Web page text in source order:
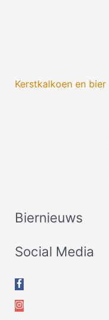
Kerstkalkoen en bier
Biernieuws
Social Media